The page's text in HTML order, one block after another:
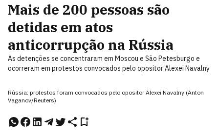
Mais de 200 pessoas são
detidas em atos
anticorrupção na Rússia
As detenções se concentraram em Moscou e São Petesburgo e
ocorreram em protestos convocados pelo opositor Alexei Navalny
Rússia: protestos foram convocados pelo opositor Alexei Navalny (Anton
Vaganov/Reuters)